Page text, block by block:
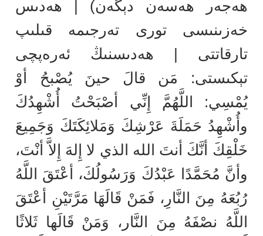
ھەجەر ھەسەن دېگەن) | ھەدىس
خەزىنىسى تورى تەرجىمە قىلىپ
تارقاتتى | ھەدىسنىڭ ئەرەپچى
تېكىستى: مَن قالَ حينَ يُصْبحُ أوْ
يُمْسِي: اللَّهُمَّ إِنِّي أصْبَحْتُ أُشْهِدُكَ
وأُشْهِدُ حَمَلَةَ عَرْشِكَ وَمَلائِكَتَكَ وَجَمِيعَ
خَلْقِكَ أنَّكَ أنتَ الله الذي لا إِلهَ إِلاَّ أنْتَ،
وأنَّ مُحَمَّدًا عَبْدُكَ وَرَسُولُكَ، أعْتَقَ اللَّهُ
رُبُعَهُ مِنَ النَّارِ، فَمَنْ قَالَهَا مَرَّتَيْنِ أعْتَقَ
اللَّهُ نصْفَهُ مِنَ النَّار، وَمَنْ قَالَها ثَلاثًا